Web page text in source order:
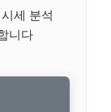
세 분석
니다